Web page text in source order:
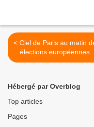
< Ciel de Paris au matin des
élections européennes :
quadrillé !
Hébergé par Overblog
Top articles
Pages